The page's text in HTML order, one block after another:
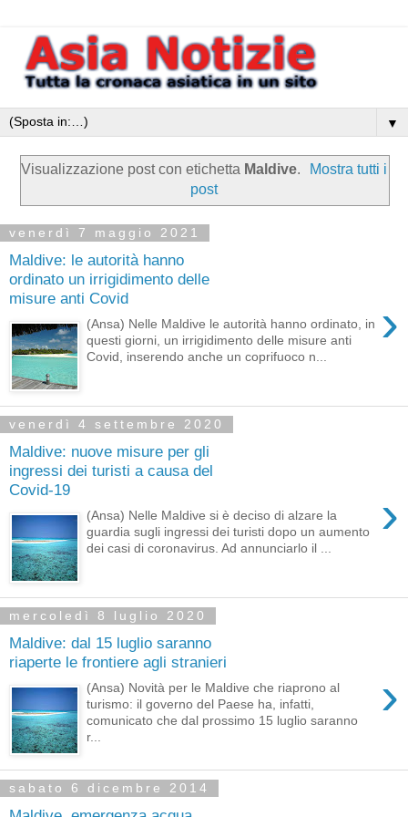
▼
Visualizzazione post con etichetta Maldive.
Mostra tutti i
post
venerdì 7 maggio 2021
Maldive: le autorità hanno
ordinato un irrigidimento delle
misure anti Covid
›
(Ansa) Nelle Maldive le autorità hanno ordinato, in
questi giorni, un irrigidimento delle misure anti
Covid, inserendo anche un coprifuoco n...
venerdì 4 settembre 2020
Maldive: nuove misure per gli
ingressi dei turisti a causa del
Covid-19
›
(Ansa) Nelle Maldive si è deciso di alzare la
guardia sugli ingressi dei turisti dopo un aumento
dei casi di coronavirus. Ad annunciarlo il ...
mercoledì 8 luglio 2020
Maldive: dal 15 luglio saranno
riaperte le frontiere agli stranieri
›
(Ansa) Novità per le Maldive che riaprono al
turismo: il governo del Paese ha, infatti,
comunicato che dal prossimo 15 luglio saranno
r...
sabato 6 dicembre 2014